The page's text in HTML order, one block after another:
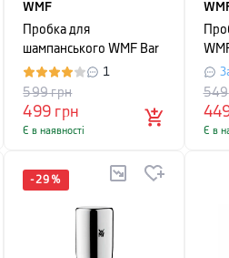
WMF
Пробка для
шампанського WMF Bar
And Wine (06 4088
6030)
1
499 грн
599грн
Є в наявності
549
Є в
-29 %